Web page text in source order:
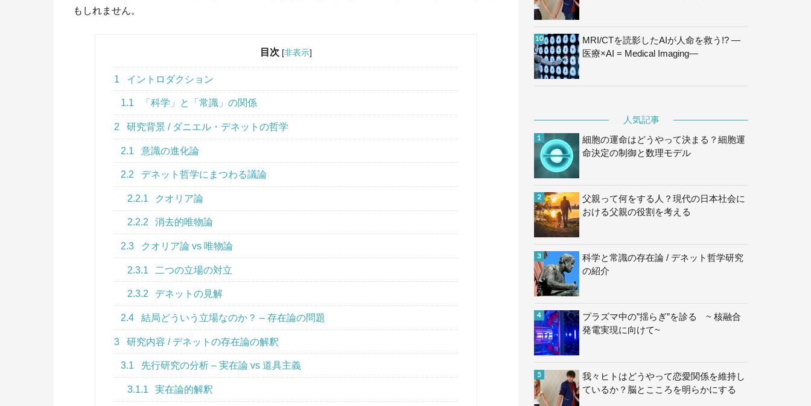
もしれません。
目次 [非表示]
1 イントロダクション
1.1 「科学」と「常識」の関係
2 研究背景 / ダニエル・デネットの哲学
2.1 意識の進化論
2.2 デネット哲学にまつわる議論
2.2.1 クオリア論
2.2.2 消去的唯物論
2.3 クオリア論 vs 唯物論
2.3.1 二つの立場の対立
2.3.2 デネットの見解
2.4 結局どういう立場なのか？ – 存在論の問題
3 研究内容 / デネットの存在論の解釈
3.1 先行研究の分析 – 実在論 vs 道具主義
3.1.1 実在論的解釈
MRI/CTを読影したAIが人命を救う!? —
医療×AI = Medical Imaging—
人気記事
細胞の運命はどうやって決まる？細胞運
命決定の制御と数理モデル
父親って何をする人？現代の日本社会に
おける父親の役割を考える
科学と常識の存在論 / デネット哲学研究
の紹介
プラズマ中の”揺らぎ”を診る ~ 核融合
発電実現に向けて~
我々ヒトはどうやって恋愛関係を維持し
ているか？脳とこころを明らかにする